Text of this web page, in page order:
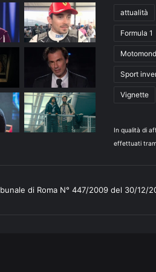
attualità
Formula 1
Sport
Vignette
In qualità di
effettuati
di Roma N° 447/2009 del 30/12/